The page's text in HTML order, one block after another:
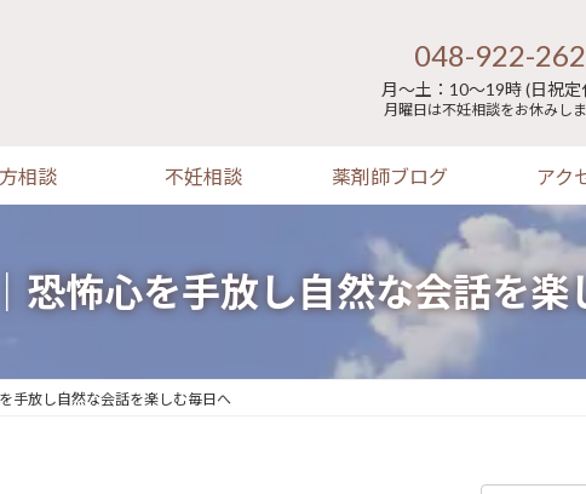
048-922-
月～土：10～19時 (日祝定
月曜日は不妊相談をお休みし
相談 不妊相談 薬剤師ブログ アク
恐怖心を手放し自然な会話を楽
手放し自然な会話を楽しむ毎日へ